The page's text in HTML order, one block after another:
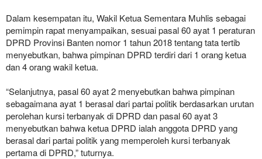
Dalam kesempatan itu, Wakil Ketua Sementara Muhlis sebagai
pemimpin rapat menyampaikan, sesuai pasal 60 ayat 1 peraturan
DPRD Provinsi Banten nomor 1 tahun 2018 tentang tata tertib
menyebutkan, bahwa pimpinan DPRD terdiri dari 1 orang ketua
dan 4 orang wakil ketua.
“Selanjutnya, pasal 60 ayat 2 menyebutkan bahwa pimpinan
sebagaimana ayat 1 berasal dari partai politik berdasarkan urutan
perolehan kursi terbanyak di DPRD dan pasal 60 ayat 3
menyebutkan bahwa ketua DPRD ialah anggota DPRD yang
berasal dari partai politik yang memperoleh kursi terbanyak
pertama di DPRD,” tuturnya.